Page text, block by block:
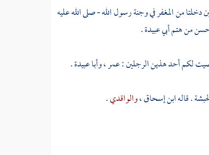
دخلتا من المغفر في وجنة رسول الله - صلى الله عليه
من هتمأبي عبيدة.
لكم أحد هذين الرجلين :عمر ،وأبا عبيدة.
. قالهابن إسحاق ،والواقدي.